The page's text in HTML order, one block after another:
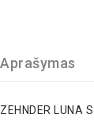
Aprašymas
ZEHNDER LUNA